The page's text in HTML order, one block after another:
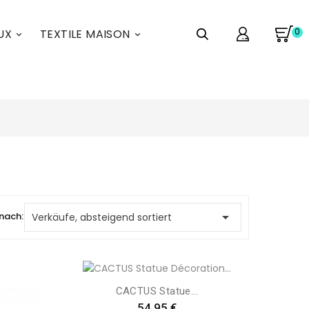
0
 
TEXTILE MAISON
Verkäufe, absteigend sortiert 
CACTUS Statue...